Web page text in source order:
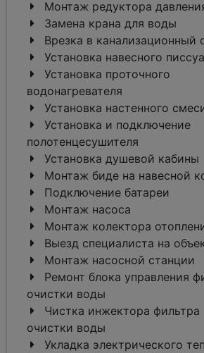
Монтаж редуктора
Замена крана для воды
Врезка в канализационный
Установка навесного
Установка проточного
водонагревателя
Установка настенного
Установка и подключение
полотенцесушителя
Установка душевой кабины
Монтаж биде на навесной
Подключение батареи
Монтаж насоса
Монтаж колектора
Выезд специалиста на
Монтаж насосной станции
Ремонт блока управления
очистки воды
Чистка инжектора фильтра
очистки воды
Укладка электрического